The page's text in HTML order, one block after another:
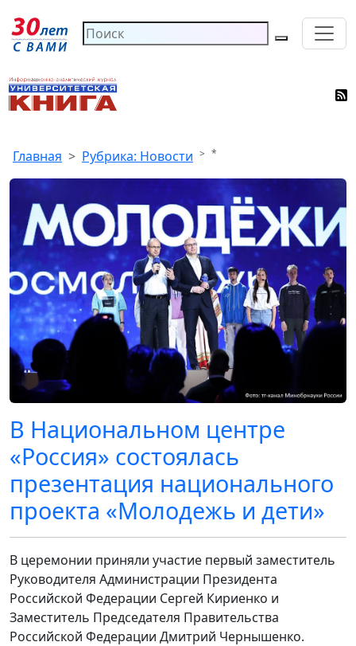
Главная Рубрика: Новости *
В Национальном центре
«Россия» состоялась
презентация национального
проекта «Молодежь и дети»
В церемонии приняли участие первый заместитель
Руководителя Администрации Президента
Российской Федерации Сергей Кириенко и
Заместитель Председателя Правительства
Российской Федерации Дмитрий Чернышенко.